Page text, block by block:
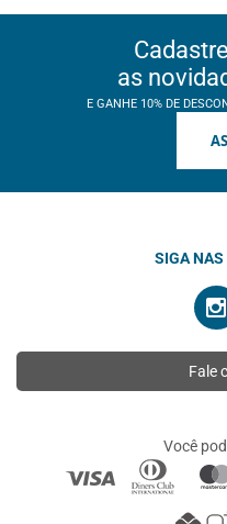
as
E GANHE 10% DE
SIGA NAS
Fale
Você